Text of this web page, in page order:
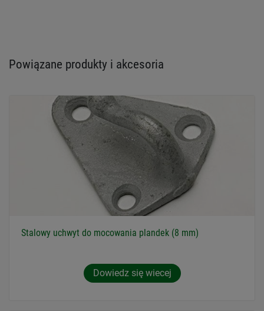
Powiązane produkty i akcesoria
Stalowy uchwyt do mocowania plandek (8 mm)
Dowiedz się wiecej